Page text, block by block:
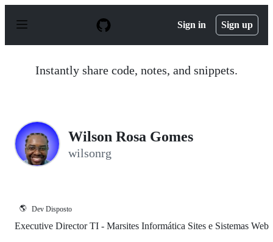
p
Sign in Sign up
Instantly share code, notes, and snippets.
Wilson Rosa Gomes
wilsonrg
🌎 Dev Disposto
Executive Director TI - Marsites Informática Sites e Sistemas Web